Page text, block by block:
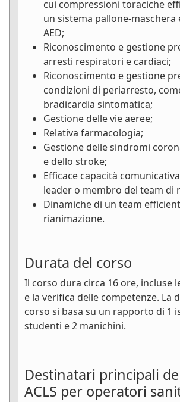
cui compressioni toraciche
un sistema pallone-maschera
AED;
Riconoscimento e gestione
arresti respiratori e cardiaci;
Riconoscimento e gestione
condizioni di periarresto,
bradicardia sintomatica;
Gestione delle vie aeree;
Relativa farmacologia;
Gestione delle sindromi
e dello stroke;
Efficace capacità
leader o membro del team di
Dinamiche di un team
rianimazione.
Durata del corso
Il corso dura circa 16 ore, incluse
e la verifica delle competenze. La
corso si basa su un rapporto di 1
studenti e 2 manichini.
Destinatari principali
ACLS per operatori